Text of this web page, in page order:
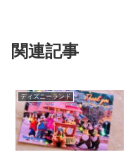
関連記事
ディズニーランド